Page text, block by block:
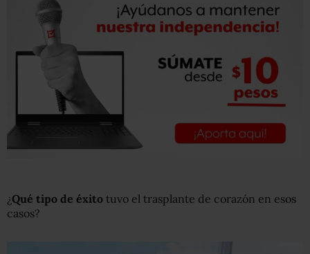
¿Qué tipo de éxito tuvo el trasplante de corazón en esos
casos?